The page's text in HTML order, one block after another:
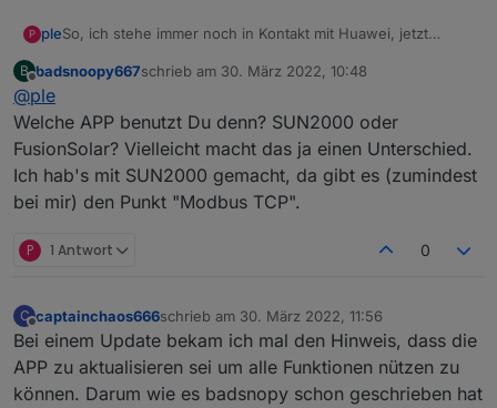
P pleSo, ich stehe immer noch in Kontakt mit Huawei, jetzt
Sdongle oder nicht. Glaube bald die wissen es selber nicht.
Problem, dass in der APP der Punkt Modbus garnicht
auftaucht.
Mit der Firmware 123 des Dongles ist Modbus TCP generell
aktiv laut Internet, das muss ich nachher mal testen.
Oder hat noch wer eine Idee, wie ich Modbus TCP
Gruß und Danke
B
Offline
badsnoopy667schrieb am 30. März 2022, 10:48
zuletzt editiert von
@ple
Welche APP benutzt Du denn? SUN2000 oder
FusionSolar? Vielleicht macht das ja einen Unterschied.
Ich hab's mit SUN2000 gemacht, da gibt es (zumindest
bei mir) den Punkt "Modbus TCP".
P 1 Antwort 0
C
Offline
captainchaos666schrieb am 30. März 2022, 11:56
zuletzt editiert von
Bei einem Update bekam ich mal den Hinweis, dass die
APP zu aktualisieren sei um alle Funktionen nützen zu
können. Darum wie es badsnopy schon geschrieben hat